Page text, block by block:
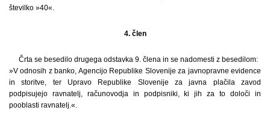
številko »40«.
4. člen
Črta se besedilo drugega odstavka 9. člena in se nadomesti z besedilom:
»V odnosih z banko, Agencijo Republike Slovenije za javnopravne evidence
in storitve, ter Upravo Republike Slovenije za javna plačila zavod
podpisujejo ravnatelj, računovodja in podpisniki, ki jih za to določi in
pooblasti ravnatelj.«.